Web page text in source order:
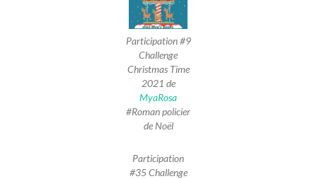
Participation #9
Challenge
Christmas Time
2021 de
MyaRosa
#Roman policier
de Noël
Participation
#35 Challenge